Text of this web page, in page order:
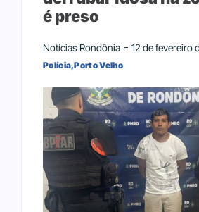
é preso
Notícias Rondônia 12 de fevereiro
Polícia,Porto Velho